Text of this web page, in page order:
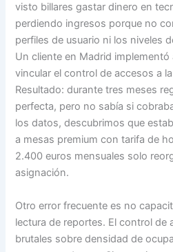
visto billares gastar dinero en
perdiendo ingresos porque no
perfiles de usuario ni los niveles
Un cliente en Madrid
vincular el control de accesos a
Resultado: durante tres meses
perfecta, pero no sabía si
los datos, descubrimos que
a mesas premium con tarifa de
2.400 euros mensuales solo
asignación.
Otro error frecuente es no
lectura de reportes. El control de
brutales sobre densidad de